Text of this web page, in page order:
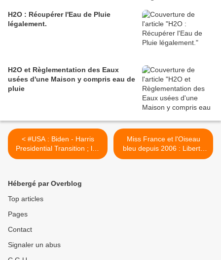
H2O : Récupérer l'Eau de Pluie
légalement.
H2O et Règlementation des Eaux
usées d'une Maison y compris eau de
pluie
< #USA : Biden - Harris
Presidential Transition ; les
Grands Electeurs ont voté
Miss France et l'Oiseau
bleu depuis 2006 : Liberté
d'Expression en Questions
Hébergé par Overblog
Top articles
Pages
Contact
Signaler un abus